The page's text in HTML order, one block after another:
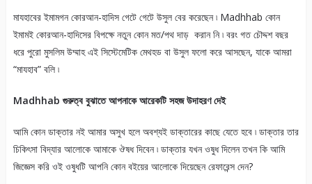
মাযহাবের ইমামগন কোরআন-হাদিস গেটে গেটে উসুল বের করেছেন ৷ Madhhab কোন
ইমামই কোরআন-হাদিসের বিপক্ষে নতুন কোন মত/পথ দাড় করান নি ৷ বরং গত চৌদ্দশ বছর
ধরে পুরো মুসলিম উম্মাহ এই সিস্টেমেটিক মেথহড বা উসুল ফলো করে আসছেন, যাকে আমরা
“মাযহাব” বলি ৷
Madhhab গুরুত্ব বুঝাতে আপনাকে আরেকটি সহজ উদাহরণ দেই
আমি কোন ডাক্তার নই আমার অসুখ হলে অবশ্যই ডাক্তারের কাছে যেতে হবে ৷ ডাক্তার তার
চিকিৎসা বিদ্যার আলোকে আমাকে ঔষধ দিবেন ৷ ডাক্তার যখন ওষুধ দিলেন তখন কি আমি
জিজ্ঞেস করি ওই ওষুধটি আপনি কোন বইয়ের আলোকে দিয়েছেন রেফারেন্স দেন?